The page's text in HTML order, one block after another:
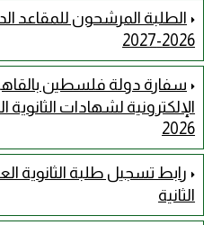
الطلبة المرشحون للمقاعد
2026-2027
سفارة دولة فلسطين
الإلكترونية لشهادات الثانوية
2026
الثانية